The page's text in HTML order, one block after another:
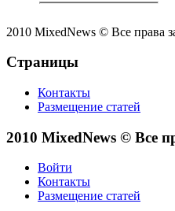
2010 MixedNews © Все права
Страницы
Контакты
Размещение статей
2010 MixedNews © Все
Войти
Контакты
Размещение статей